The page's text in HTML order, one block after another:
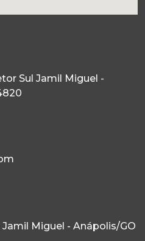
Sul Jamil Miguel -
Jamil Miguel - Anápolis/GO